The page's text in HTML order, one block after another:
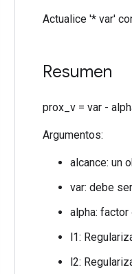
Actualice '* var'
Resumen
prox_v = var -
Argumentos:
alcance: un
var: debe
alpha: factor
l1:
l2: